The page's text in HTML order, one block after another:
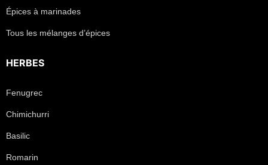
Épices à marinades
Tous les mélanges d’épices
HERBES
Fenugrec
Chimichurri
Basilic
Romarin